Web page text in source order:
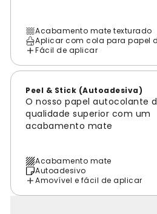
Acabamento mate texturado
Aplicar com cola para papel
Fácil de aplicar
Peel & Stick (Autoadesiva)
O nosso papel autocolante
qualidade superior com um
acabamento mate
Acabamento mate
Autoadesivo
Amovível e fácil de aplicar